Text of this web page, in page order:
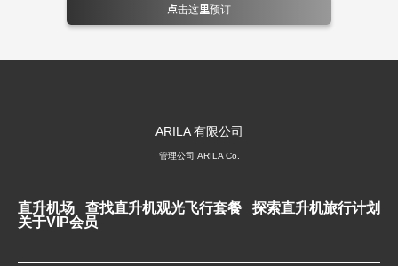
点击这里预订
管理公司 ARILA Co.
直升机场 查找直升机观光飞行套餐
探索直升机旅行计划
关于VIP会员